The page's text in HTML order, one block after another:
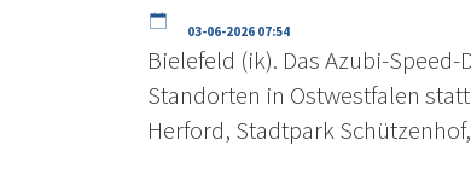
03-06-2026 07:54
Bielefeld (ik). Das Azubi-
Standorten in Ostwestfalen
Herford, Stadtpark